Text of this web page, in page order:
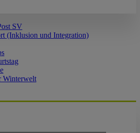
SV
(Inklusion und Integration)
Winterwelt